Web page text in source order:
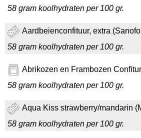
58 gram koolhydraten per 100 gr.
Aardbeienconfituur, extra
58 gram koolhydraten per 100 gr.
Abrikozen en Frambozen
58 gram koolhydraten per 100 gr.
Aqua Kiss strawberry/mandarin
58 gram koolhydraten per 100 gr.